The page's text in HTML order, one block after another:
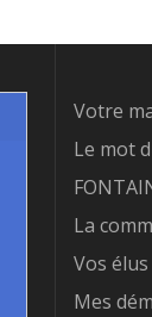
Votre
Le mot
La
Vos élus
Mes